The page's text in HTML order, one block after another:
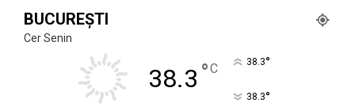
BUCUREȘTI
Cer Senin
38.3 °C 38.3°
38.3°